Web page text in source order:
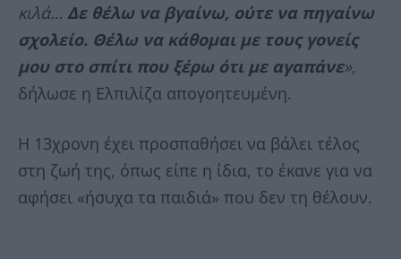
κιλά… Δε θέλω να βγαίνω, ούτε να πηγαίνω
σχολείο. Θέλω να κάθομαι με τους γονείς
μου στο σπίτι που ξέρω ότι με αγαπάνε»,
δήλωσε η Ελπιλίζα απογοητευμένη.
Η 13χρονη έχει προσπαθήσει να βάλει τέλος
στη ζωή της, όπως είπε η ίδια, το έκανε για να
αφήσει «ήσυχα τα παιδιά» που δεν τη θέλουν.